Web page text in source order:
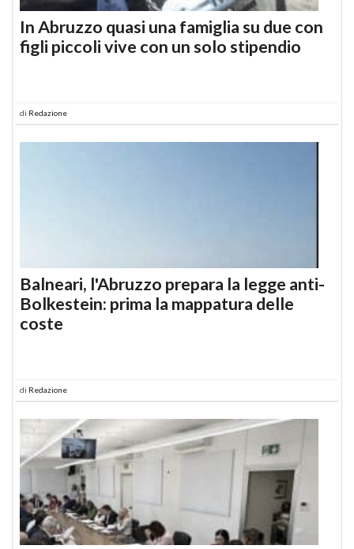
In Abruzzo quasi una famiglia su due con
figli piccoli vive con un solo stipendio
di Redazione
Balneari, l'Abruzzo prepara la legge anti-
Bolkestein: prima la mappatura delle
coste
di Redazione